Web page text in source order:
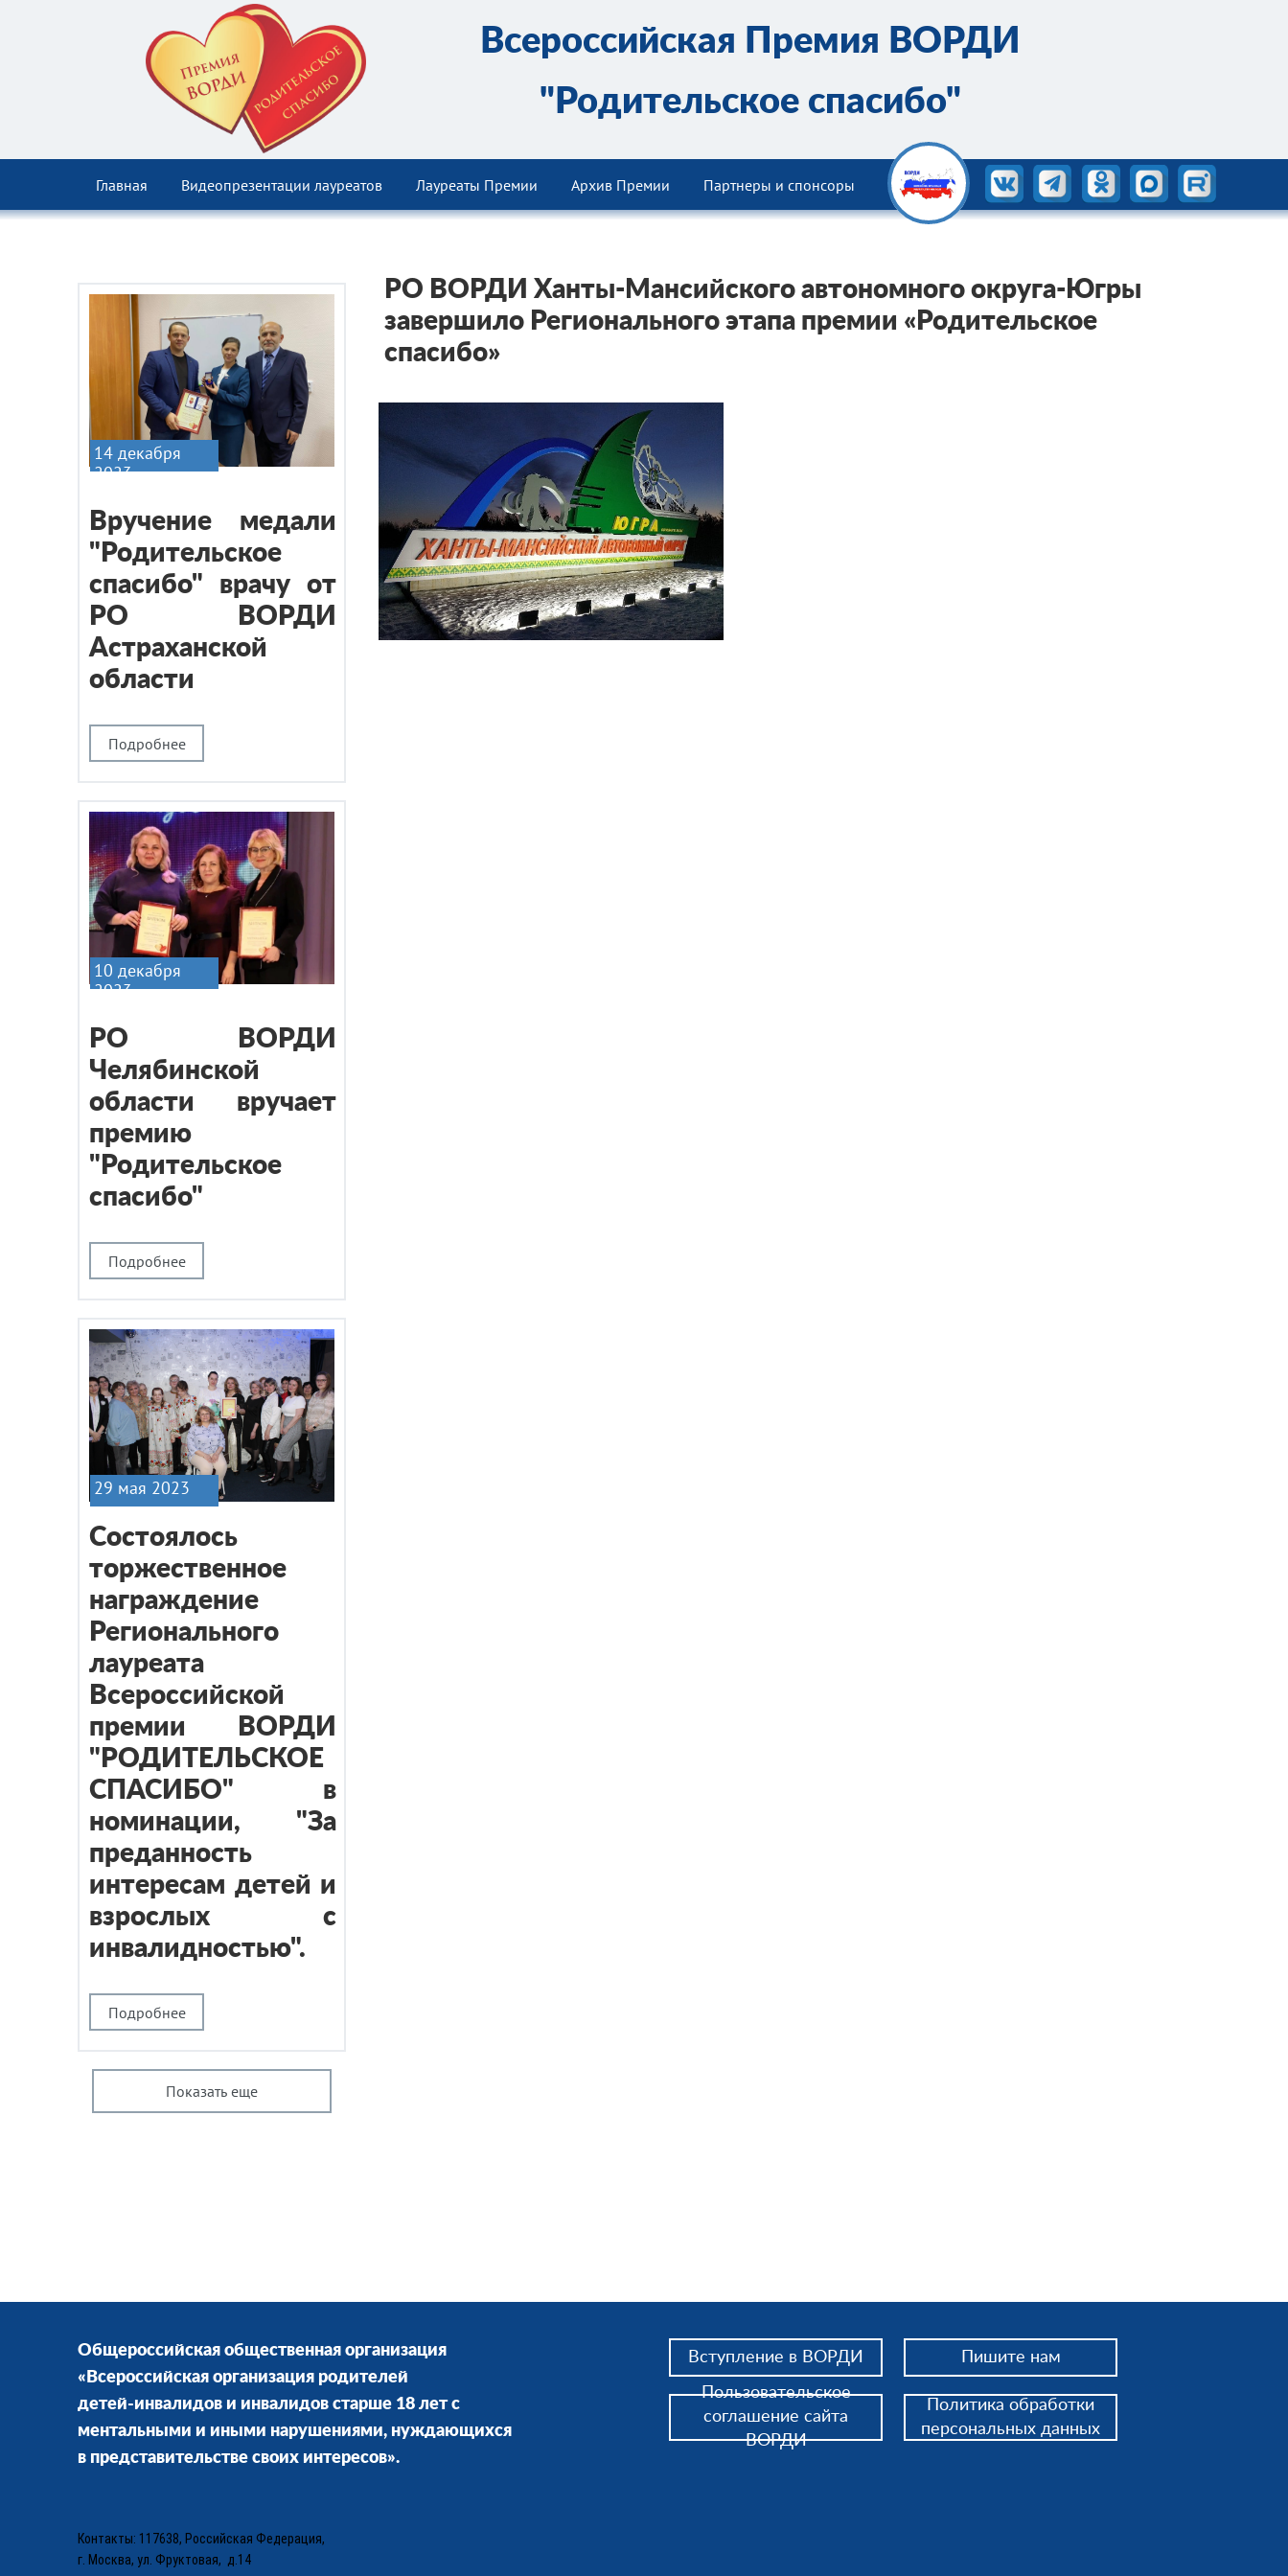
Всероссийская Премия ВОРДИ
"Родительское спасибо"
Главная Видеопрезентации лауреатов Лауреаты Премии Архив Премии Партнеры и спонсоры
РО ВОРДИ Ханты-Мансийского автономного округа-Югры
завершило Регионального этапа премии «Родительское
спасибо»
Подробнее
Вручение медали
"Родительское
спасибо" врачу от
РО ВОРДИ
Астраханской
области
14 декабря
2023
Подробнее
РО ВОРДИ
Челябинской
области вручает
премию
"Родительское
спасибо"
10 декабря
2023
Подробнее
Состоялось
торжественное
награждение
Регионального
лауреата
Всероссийской
премии ВОРДИ
"РОДИТЕЛЬСКОЕ
СПАСИБО" в
номинации, "За
преданность
интересам детей и
взрослых с
инвалидностью".
29 мая 2023
Показать еще
Общероссийская общественная организация
«Всероссийская организация родителей
детей-инвалидов и инвалидов старше 18 лет с
ментальными и иными нарушениями, нуждающихся
в представительстве своих интересов».
Контакты: 117638, Российская Федерация,
г. Москва, ул. Фруктовая, д.14
Вступление в ВОРДИ
Пользовательское
соглашение сайта
ВОРДИ
Политика обработки
персональных данных
Пишите нам